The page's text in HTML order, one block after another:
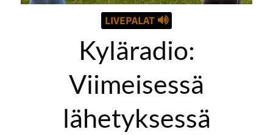
LIVEPALAT
Kyläradio:
Viimeisessä
lähetyksessä